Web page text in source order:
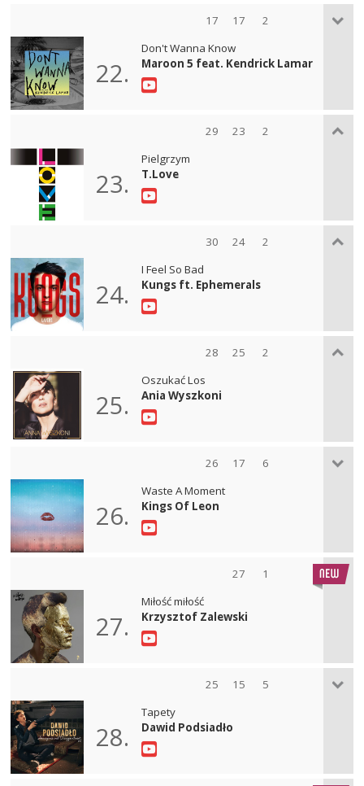
17 17 2
22.
Don't Wanna Know
Maroon 5 feat. Kendrick Lamar
29 23 2
23.
Pielgrzym
T.Love
30 24 2
24.
I Feel So Bad
Kungs ft. Ephemerals
28 25 2
25.
Oszukać Los
Ania Wyszkoni
26 17 6
26.
Waste A Moment
Kings Of Leon
27 1
27.
Miłość miłość
Krzysztof Zalewski
25 15 5
28.
Tapety
Dawid Podsiadło